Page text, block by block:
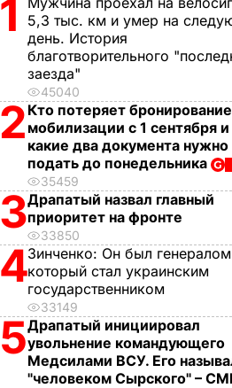
1
5,3 тыс. км и умер на
день. История
благотворительного
заезда"
45040
2 Кто потеряет
мобилизации с 1 сентября и
какие два документа нужно
подать до понедельника
35459
3Драпатый назвал главный
приоритет на фронте
33850
4Зинченко: Он был
который стал украинским
государственником
33149
5Драпатый инициировал
увольнение командующего
Медсилами ВСУ. Его
"человеком Сырского" –